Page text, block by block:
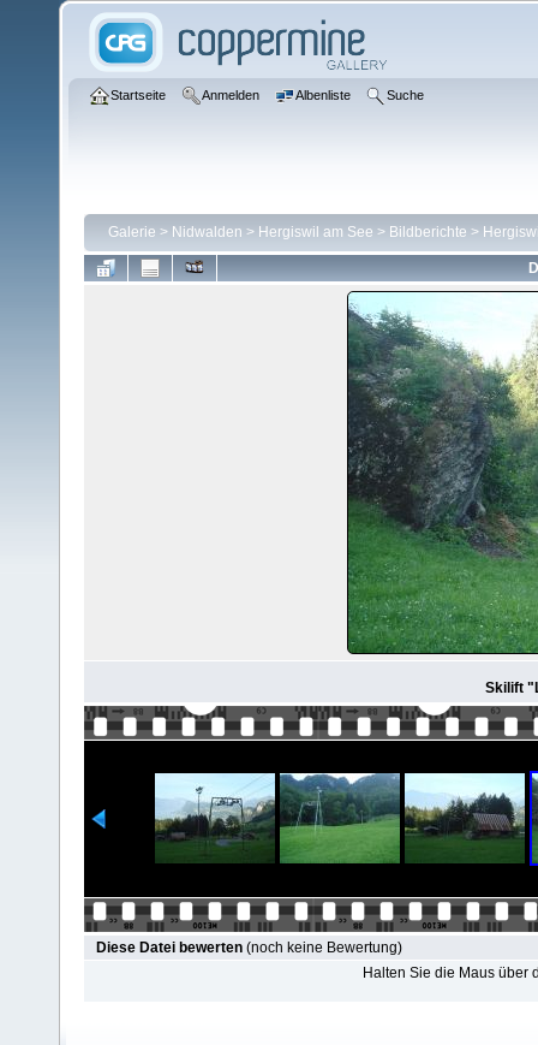
Startseite Anmelden Albenliste Suche
Galerie > Nidwalden > Hergiswil am See > Bildberichte >
Skilift
Diese Datei bewerten (noch keine Bewertung)
Halten Sie die Maus über